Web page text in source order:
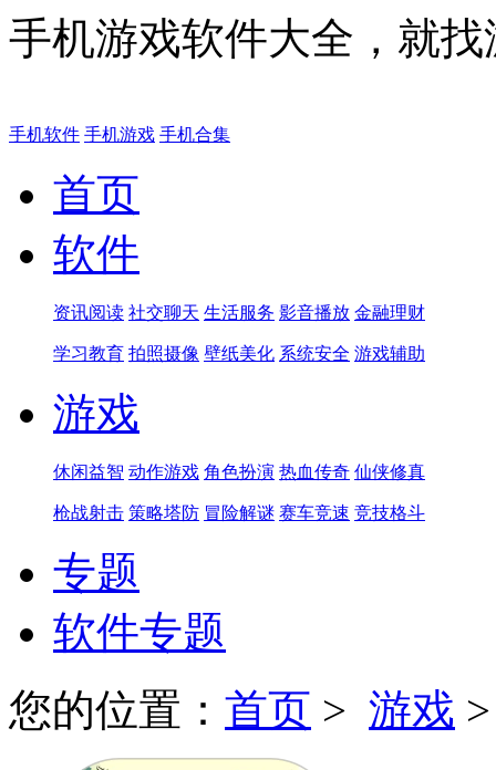
手机游戏软件大全，就
手机软件 手机游戏 手机合集
首页
软件
资讯阅读 社交聊天 生活服务 影音播放 金融理财
学习教育 拍照摄像 壁纸美化 系统安全 游戏辅助
游戏
休闲益智 动作游戏 角色扮演 热血传奇 仙侠修真
枪战射击 策略塔防 冒险解谜 赛车竞速 竞技格斗
专题
软件专题
您的位置： 首页 > 游戏